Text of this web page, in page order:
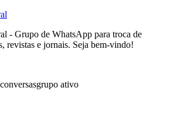
- Grupo de WhatsApp para troca de
revistas e jornais. Seja bem-vindo!
conversasgrupo ativo